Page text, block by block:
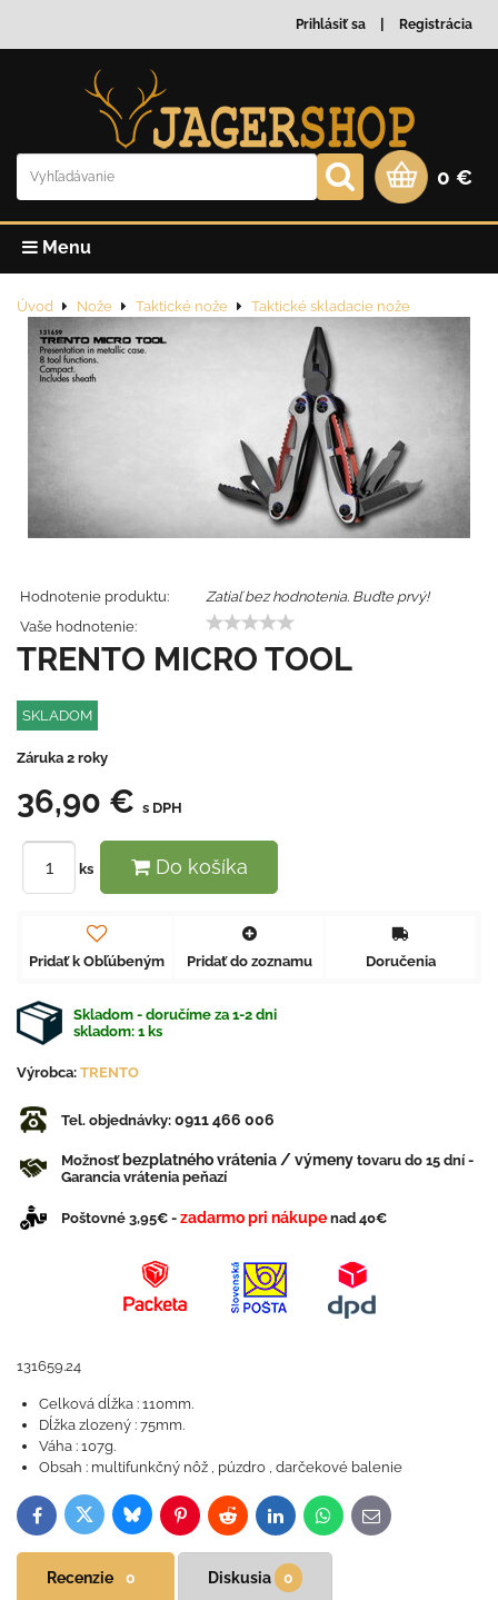
Prihlásiť sa Registrácia
0 €
Menu
Úvod Nože Taktické nože Taktické skladacie nože
Hodnotenie produktu:
Zatiaľ bez hodnotenia. Buďte prvý!
Vaše hodnotenie:
TRENTO MICRO TOOL
SKLADOM
Záruka 2 roky
36,90 € s DPH
ks Do košíka
Pridať k Obľúbeným Pridať do zoznamu Doručenia
Skladom - doručíme za 1-2 dni
skladom: 1 ks
Výrobca: TRENTO
Tel. objednávky: 0911 466 006
Možnosťbezplatného vrátenia / výmeny tovaru do 15 dní -
Garancia vrátenia peňazí
Poštovné 3,95€ - zadarmo pri nákupe nad 40€
131659.24
Celková dĺžka : 110mm.
Dĺžka zlozený : 75mm.
Váha : 107g.
Obsah : multifunkčný nôž , púzdro , darčekové balenie
FacebookTwitterBlueskyPinterestReddit LinkedInWhatsApp
E-
mail
Recenzie 0 Diskusia 0